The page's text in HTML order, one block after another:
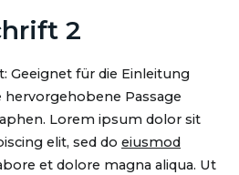
2
Geeignet für die Einleitung
hervorgehobene Passage
Lorem ipsum dolor sit
elit, sed do eiusmod
et dolore magna aliqua. Ut